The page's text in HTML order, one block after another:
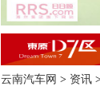
云南汽车网 > 资讯